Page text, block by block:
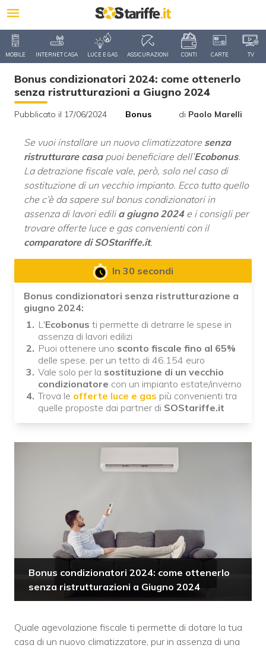
MOBILE INTERNET CASA LUCE E GAS ASSICURAZIONI CONTI CARTE TV
Bonus condizionatori 2024: come ottenerlo
senza ristrutturazioni a Giugno 2024
Pubblicato il 17/06/2024 Bonus di Paolo Marelli
Se vuoi installare un nuovo climatizzatore senza
ristrutturare casapuoi beneficiare dell’Ecobonus.
La detrazione fiscale vale, però, solo nel caso di
sostituzione di un vecchio impianto. Ecco tutto quello
che c’è da sapere sul bonus condizionatori in
assenza di lavori edili a giugno 2024e i consigli per
trovare offerte luce e gas convenienti con il
comparatore di SOStariffe.it.
In 30 secondi
Bonus condizionatori senza ristrutturazione a
giugno 2024:
L'Ecobonus ti permette di detrarre le spese in
assenza di lavori edilizi
Puoi ottenere uno sconto fiscale fino al 65%
delle spese, per un tetto di 46.154 euro
Vale solo per la sostituzione di un vecchio
condizionatore con un impianto estate/inverno
Trova le offerte luce e gas più convenienti tra
quelle proposte dai partner di SOStariffe.it
Bonus condizionatori 2024: come ottenerlo
senza ristrutturazioni a Giugno 2024
Quale agevolazione fiscale ti permette di dotare la tua
casa di un nuovo climatizzatore, pur in assenza di una